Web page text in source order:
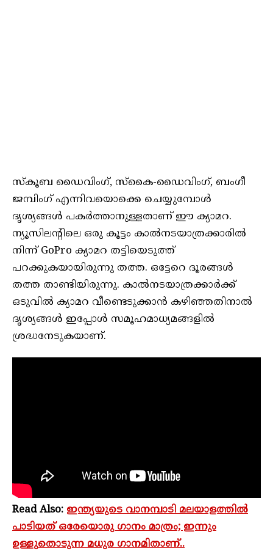
സ്കൂബ ഡൈവിംഗ്, സ്കൈ-ഡൈവിംഗ്, ബംഗീ
ജമ്പിംഗ് എന്നിവയൊക്കെ ചെയ്യുമ്പോൾ
ദൃശ്യങ്ങൾ പകർത്താനുള്ളതാണ് ഈ ക്യാമറ.
ന്യൂസിലന്റിലെ ഒരു കൂട്ടം കാൽനടയാത്രക്കാരിൽ
നിന്ന് GoPro ക്യാമറ തട്ടിയെടുത്ത്
പറക്കുകയായിരുന്നു തത്ത. ഒട്ടേറെ ദൂരങ്ങൾ
തത്ത താണ്ടിയിരുന്നു. കാൽനടയാത്രക്കാർക്ക്
ഒടുവിൽ ക്യാമറ വീണ്ടെടുക്കാൻ കഴിഞ്ഞതിനാൽ
ദൃശ്യങ്ങൾ ഇപ്പോൾ സമൂഹമാധ്യമങ്ങളിൽ
ശ്രദ്ധനേടുകയാണ്.
Read Also: ഇന്ത്യയുടെ വാനമ്പാടി മലയാളത്തിൽ
പാടിയത് ഒരേയൊരു ഗാനം മാത്രം; ഇന്നും
ഉള്ളുതൊടുന്ന മധുര ഗാനമിതാണ്..